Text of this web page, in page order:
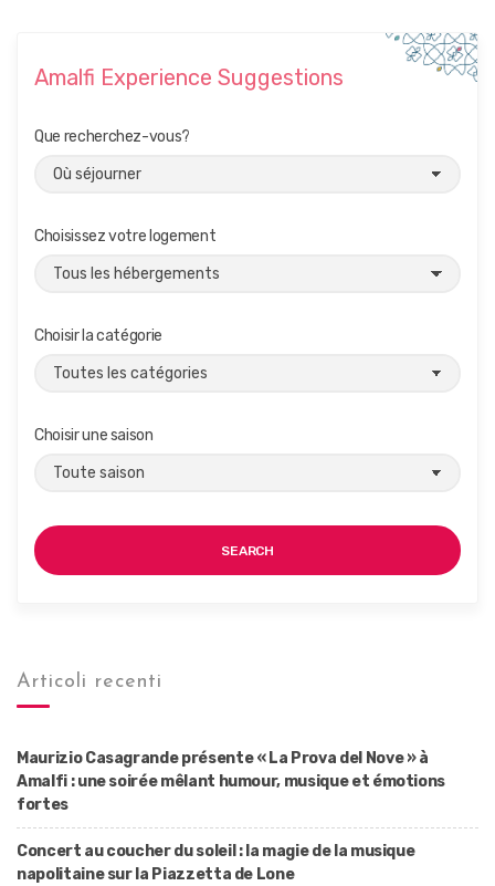
Amalfi Experience Suggestions
Que recherchez-vous?
Choisissez votre logement
Choisir la catégorie
Choisir une saison
SEARCH
Articoli recenti
Maurizio Casagrande présente « La Prova del Nove » à
Amalfi : une soirée mêlant humour, musique et émotions
fortes
Concert au coucher du soleil : la magie de la musique
napolitaine sur la Piazzetta de Lone